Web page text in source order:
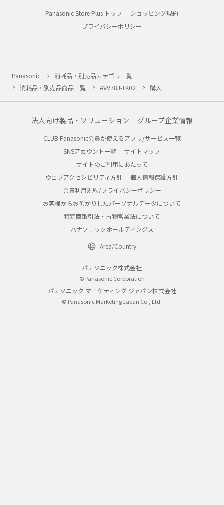
Panasonic Store Plus トップ
ショッピング規約
プライバシーポリシー
Panasonic
消耗品・別売品カテゴリ一覧
消耗品・別売品商品一覧
AVV78J-TK02 購入
法人向け製品・ソリューション グループ企業情報
CLUB Panasonic会員が使えるアプリ/サービス一覧
SNSアカウント一覧
サイトマップ
サイトのご利用にあたって
ウェブアクセシビリティ方針
個人情報保護方針
会員利用規約/プライバシーポリシー
お客様からお預かりしたパーソナルデータについて
特定商取引法・古物営業法について
パナソニックホールディングス
Area/Country
パナソニック株式会社
© Panasonic Corporation
パナソニック マーケティング ジャパン株式会社
© Panasonic Marketing Japan Co., Ltd.